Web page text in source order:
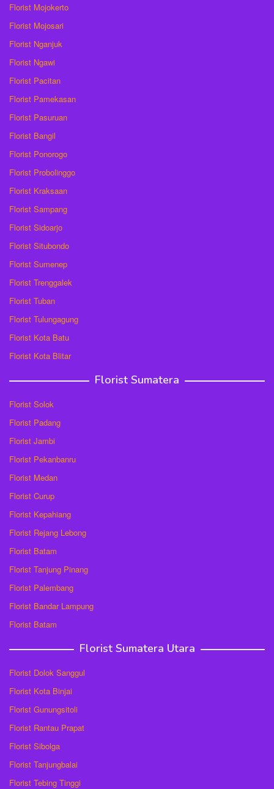
Florist Mojokerto
Florist Mojosari
Florist Nganjuk
Florist Ngawi
Florist Pacitan
Florist Pamekasan
Florist Pasuruan
Florist Bangil
Florist Ponorogo
Florist Probolinggo
Florist Kraksaan
Florist Sampang
Florist Sidoarjo
Florist Situbondo
Florist Sumenep
Florist Trenggalek
Florist Tuban
Florist Tulungagung
Florist Kota Batu
Florist Kota Blitar
Florist Sumatera
Florist Solok
Florist Padang
Florist Jambi
Florist Pekanbanru
Florist Medan
Florist Curup
Florist Kepahiang
Florist Rejang Lebong
Florist Batam
Florist Tanjung Pinang
Florist Palembang
Florist Bandar Lampung
Florist Batam
Florist Sumatera Utara
Florist Dolok Sanggul
Florist Kota Binjai
Florist Gunungsitoli
Florist Rantau Prapat
Florist Sibolga
Florist Tanjungbalai
Florist Tebing Tinggi